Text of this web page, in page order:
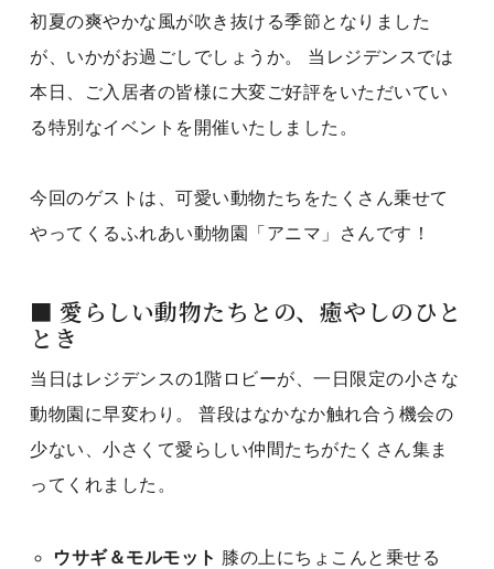
初夏の爽やかな風が吹き抜ける季節となりました
が、いかがお過ごしでしょうか。 当レジデンスでは
本日、ご入居者の皆様に大変ご好評をいただいてい
る特別なイベントを開催いたしました。
今回のゲストは、可愛い動物たちをたくさん乗せて
やってくるふれあい動物園「アニマ」さんです！
■ 愛らしい動物たちとの、癒やしのひと
とき
当日はレジデンスの1階ロビーが、一日限定の小さな
動物園に早変わり。 普段はなかなか触れ合う機会の
少ない、小さくて愛らしい仲間たちがたくさん集ま
ってくれました。
ウサギ＆モルモット 膝の上にちょこんと乗せる